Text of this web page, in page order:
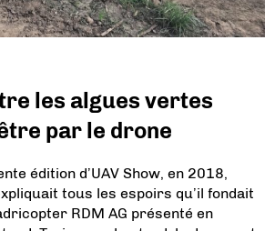
les algues vertes
par le drone
édition d’UAV Show, en 2018,
tous les espoirs qu’il fondait
RDM AG présenté en